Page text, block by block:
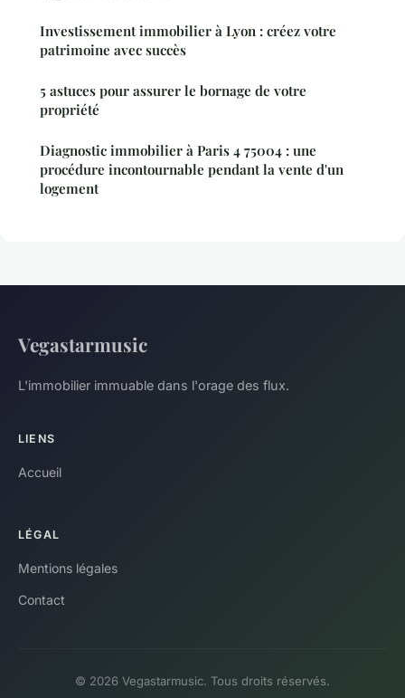
Investissement immobilier à Lyon : créez votre
patrimoine avec succès
5 astuces pour assurer le bornage de votre
propriété
Diagnostic immobilier à Paris 4 75004 : une
procédure incontournable pendant la vente d'un
logement
Vegastarmusic
L'immobilier immuable dans l'orage des flux.
LIENS
Accueil
LÉGAL
Mentions légales
Contact
© 2026 Vegastarmusic. Tous droits réservés.